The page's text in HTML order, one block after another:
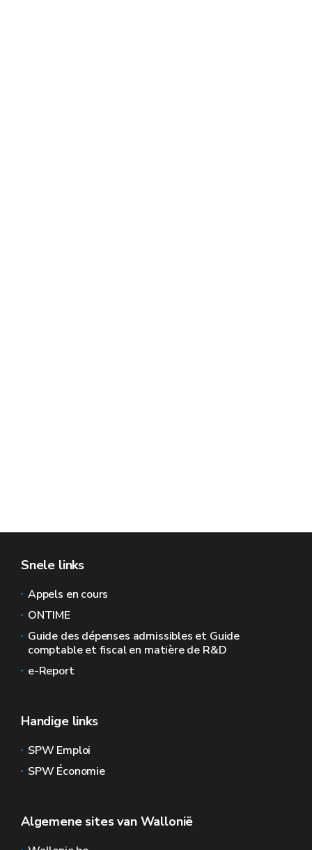
Snele links
Appels en cours
ONTIME
Guide des dépenses admissibles et Guide
comptable et fiscal en matière de R&D
e-Report
Handige links
SPW Emploi
SPW Économie
Algemene sites van Wallonië